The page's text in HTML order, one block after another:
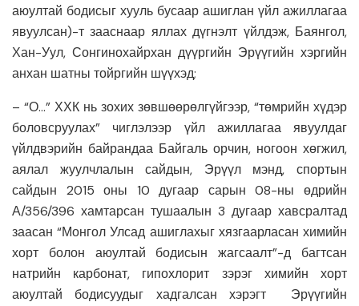
аюултай бодисыг хууль бусаар ашиглан үйл ажиллагаа
явуулсан)-т зааснаар яллах дүгнэлт үйлдэж, Баянгол,
Хан-Уул, Сонгинохайрхан дүүргийн Эрүүгийн хэргийн
анхан шатны тойргийн шүүхэд;
– “О…” ХХК нь зохих зөвшөөрөлгүйгээр, “төмрийн хүдэр
боловсруулах” чиглэлээр үйл ажиллагаа явуулдаг
үйлдвэрийн байрандаа Байгаль орчин, ногоон хөгжил,
аялал жуулчлалын сайдын, Эрүүл мэнд, спортын
сайдын 2015 оны 10 дугаар сарын 08-ны өдрийн
А/356/396 хамтарсан тушаалын 3 дугаар хавсралтад
заасан “Монгол Улсад ашиглахыг хязгаарласан химийн
хорт болон аюултай бодисын жагсаалт”-д багтсан
натрийн карбонат, гипохлорит зэрэг химийн хорт
аюултай бодисуудыг хадгалсан хэрэгт Эрүүгийн